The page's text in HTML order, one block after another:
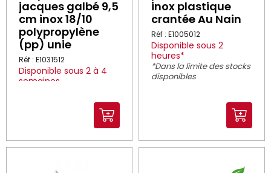
jacques galbé 9,5
cm inox 18/10
polypropylène
(pp) unie
Réf : E1031512
Disponible sous 2 à 4
semaines
inox plastique
crantée Au Nain
Réf : E1005012
Disponible sous 2
heures*
*Dans la limite des stocks
disponibles